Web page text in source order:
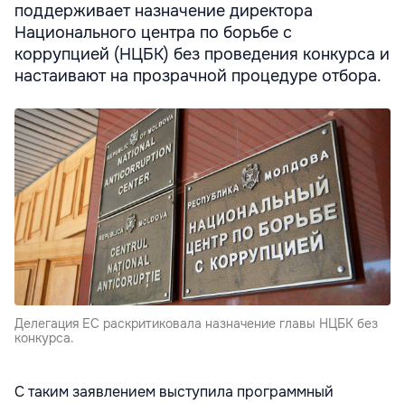
поддерживает назначение директора
Национального центра по борьбе с
коррупцией (НЦБК) без проведения конкурса и
настаивают на прозрачной процедуре отбора.
Делегация ЕС раскритиковала назначение главы НЦБК без
конкурса.
С таким заявлением выступила программный